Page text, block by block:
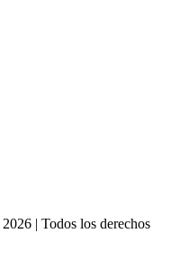
2026 |Todos los derechos